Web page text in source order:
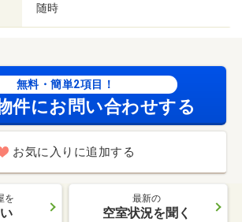
随時
無料・簡単2項目！
件にお問い合わせする
お気に入りに追加する
を 最新の
空室状況を聞く